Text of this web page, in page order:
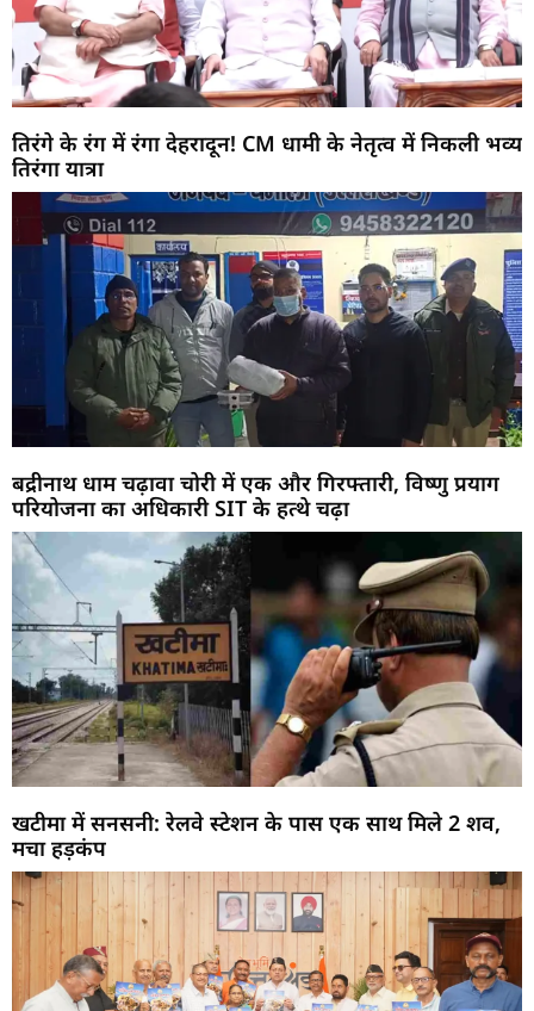
तिरंगे के रंग में रंगा देहरादून! CM धामी के नेतृत्व में निकली भव्य
तिरंगा यात्रा
बद्रीनाथ धाम चढ़ावा चोरी में एक और गिरफ्तारी, विष्णु प्रयाग
परियोजना का अधिकारी SIT के हत्थे चढ़ा
खटीमा में सनसनी: रेलवे स्टेशन के पास एक साथ मिले 2 शव,
मचा हड़कंप